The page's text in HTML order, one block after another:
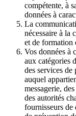
compétente, à
données à
La
nécessaire à la
et de formation
Vos données à
aux catégories
des services de
auquel
messagerie,
des autorités
fournisseurs de